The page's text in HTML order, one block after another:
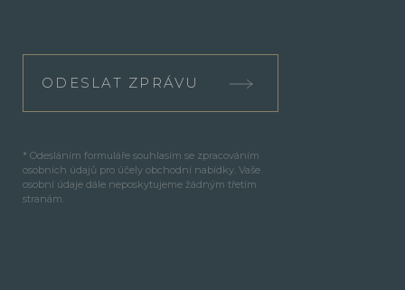
ODESLAT ZPRÁVU
* Odesláním formuláře souhlasím se zpracováním
osobních údajů pro účely obchodní nabídky. Vaše
osobní údaje dále neposkytujeme žádným třetím
stranám.